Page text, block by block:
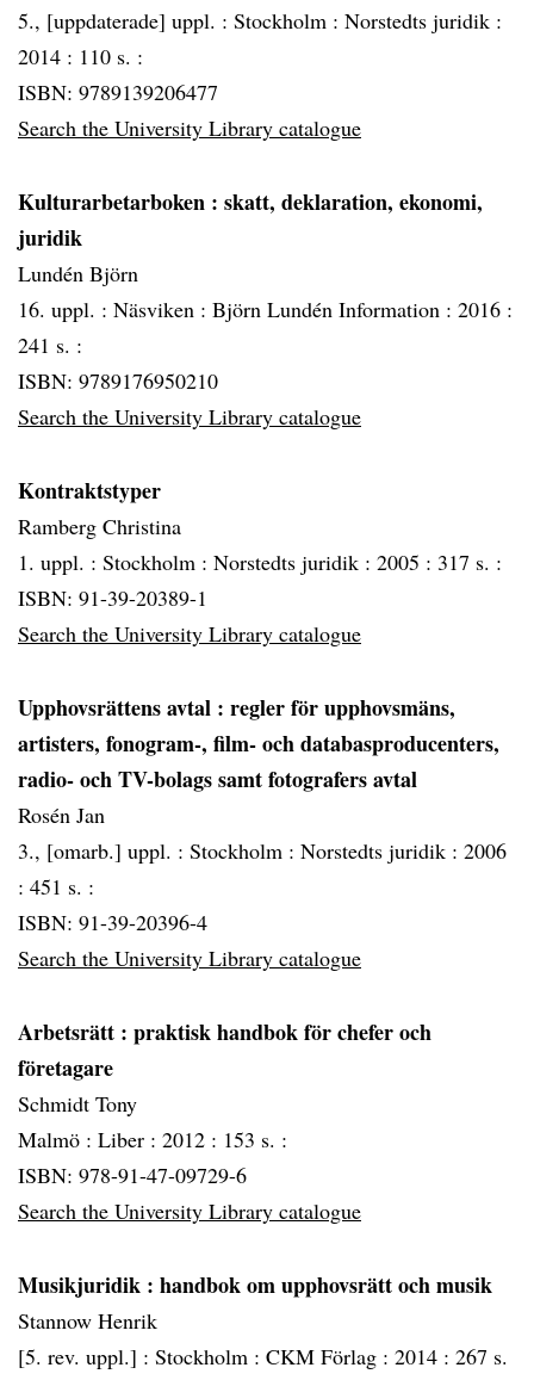
5., [uppdaterade] uppl. : Stockholm : Norstedts juridik :
2014 : 110 s. :
ISBN: 9789139206477
Search the University Library catalogue
Kulturarbetarboken : skatt, deklaration, ekonomi,
juridik
Lundén Björn
16. uppl. : Näsviken : Björn Lundén Information : 2016 :
241 s. :
ISBN: 9789176950210
Search the University Library catalogue
Kontraktstyper
Ramberg Christina
1. uppl. : Stockholm : Norstedts juridik : 2005 : 317 s. :
ISBN: 91-39-20389-1
Search the University Library catalogue
Upphovsrättens avtal : regler för upphovsmäns,
artisters, fonogram-, film- och databasproducenters,
radio- och TV-bolags samt fotografers avtal
Rosén Jan
3., [omarb.] uppl. : Stockholm : Norstedts juridik : 2006
: 451 s. :
ISBN: 91-39-20396-4
Search the University Library catalogue
Arbetsrätt : praktisk handbok för chefer och
företagare
Schmidt Tony
Malmö : Liber : 2012 : 153 s. :
ISBN: 978-91-47-09729-6
Search the University Library catalogue
Musikjuridik : handbok om upphovsrätt och musik
Stannow Henrik
[5. rev. uppl.] : Stockholm : CKM Förlag : 2014 : 267 s.